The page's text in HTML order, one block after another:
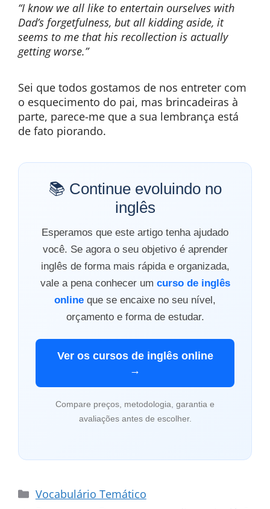
“I know we all like to entertain ourselves with
Dad’s forgetfulness, but all kidding aside, it
seems to me that his recollection is actually
getting worse.”
Sei que todos gostamos de nos entreter com
o esquecimento do pai, mas brincadeiras à
parte, parece-me que a sua lembrança está
de fato piorando.
📚 Continue evoluindo no
inglês
Esperamos que este artigo tenha ajudado
você. Se agora o seu objetivo é aprender
inglês de forma mais rápida e organizada,
vale a pena conhecer um curso de inglês
online que se encaixe no seu nível,
orçamento e forma de estudar.
Ver os cursos de inglês online
→
Compare preços, metodologia, garantia e
avaliações antes de escolher.
Categorias
Vocabulário Temático